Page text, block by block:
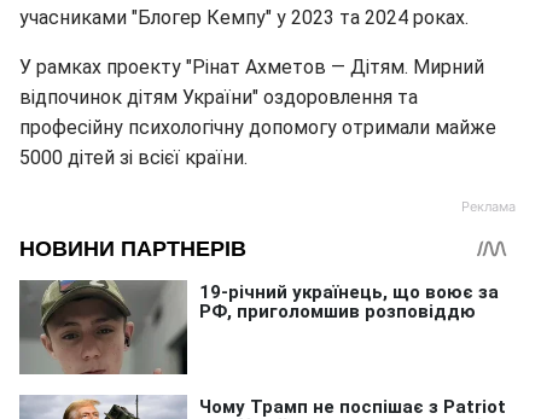
учасниками "Блогер Кемпу" у 2023 та 2024 роках.
У рамках проекту "Рінат Ахметов — Дітям. Мирний
відпочинок дітям України" оздоровлення та
професійну психологічну допомогу отримали майже
5000 дітей зі всієї країни.